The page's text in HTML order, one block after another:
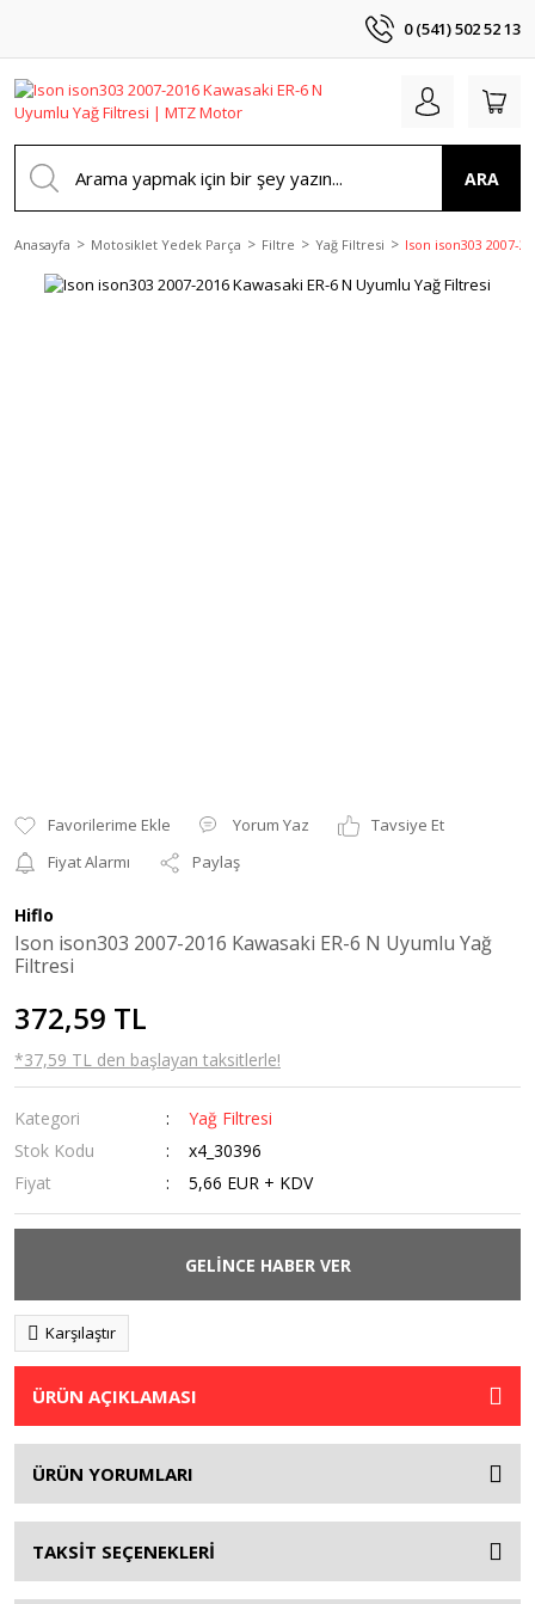
0 (541) 502 52 13
ARA
Anasayfa Motosiklet Yedek Parça Filtre Yağ Filtresi Ison ison303 2007-
Yorum Yaz
Tavsiye Et
Fiyat Alarmı
Paylaş
Hiflo
Ison ison303 2007-2016 Kawasaki ER-6 N Uyumlu Yağ
Filtresi
372,59 TL
*37,59 TL den başlayan taksitlerle!
Kategori
Yağ Filtresi
Stok Kodu
x4_30396
Fiyat
5,66 EUR + KDV
GELİNCE HABER VER
Karşılaştır
ÜRÜN AÇIKLAMASI
ÜRÜN YORUMLARI
TAKSİT SEÇENEKLERİ